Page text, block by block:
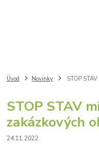
Úvod Novinky STOP
STOP STAV
zakázkových
24.11.2022